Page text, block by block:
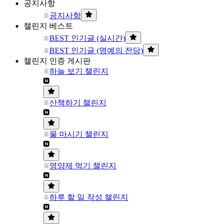
공지사항
공지사항
챌린지 베스트
BEST 인기글 (실시간)
BEST 인기글 (명예의 전당)
챌린지 인증 게시판
하늘 보기 챌린지
산책하기 챌린지
물 마시기 챌린지
영양제 먹기 챌린지
하루 할 일 작성 챌린지